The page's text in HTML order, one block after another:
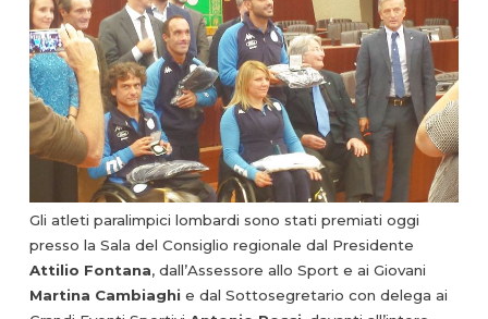
Gli atleti paralimpici lombardi sono stati premiati oggi
presso la Sala del Consiglio regionale dal Presidente
Attilio Fontana, dall’Assessore allo Sport e ai Giovani
Martina Cambiaghi e dal Sottosegretario con delega ai